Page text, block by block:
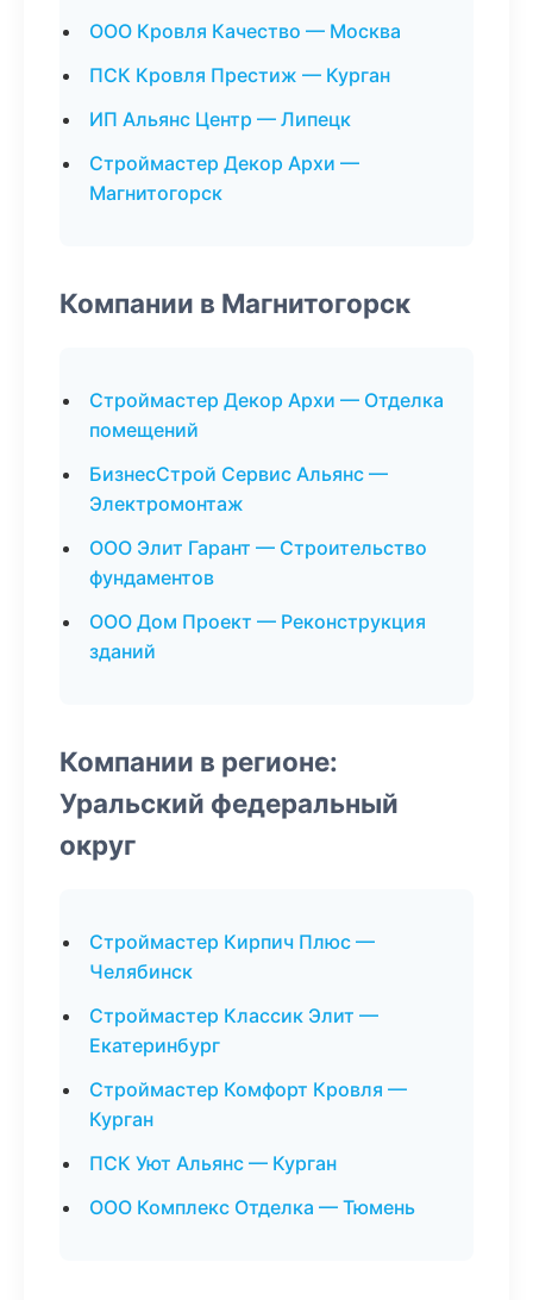
ООО Кровля Качество — Москва
ПСК Кровля Престиж — Курган
ИП Альянс Центр — Липецк
Строймастер Декор Архи —
Магнитогорск
Компании в Магнитогорск
Строймастер Декор Архи — Отделка
помещений
БизнесСтрой Сервис Альянс —
Электромонтаж
ООО Элит Гарант — Строительство
фундаментов
ООО Дом Проект — Реконструкция
зданий
Компании в регионе:
Уральский федеральный
округ
Строймастер Кирпич Плюс —
Челябинск
Строймастер Классик Элит —
Екатеринбург
Строймастер Комфорт Кровля —
Курган
ПСК Уют Альянс — Курган
ООО Комплекс Отделка — Тюмень